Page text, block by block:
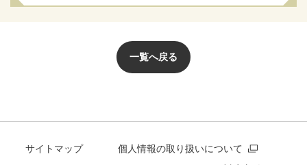
一覧へ戻る
サイトマップ
個人情報の取り扱いについて